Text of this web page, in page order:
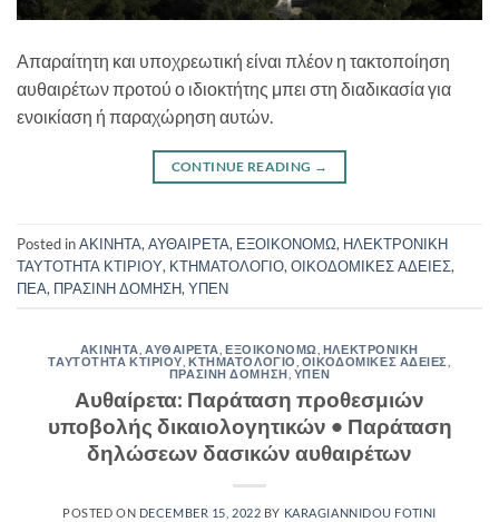
Απαραίτητη και υποχρεωτική είναι πλέον η τακτοποίηση
αυθαιρέτων προτού ο ιδιοκτήτης μπει στη διαδικασία για
ενοικίαση ή παραχώρηση αυτών.
CONTINUE READING →
Posted inΑΚΙΝΗΤΑ, ΑΥΘΑΙΡΕΤΑ, ΕΞΟΙΚΟΝΟΜΩ, ΗΛΕΚΤΡΟΝΙΚΗ
ΤΑΥΤΟΤΗΤΑ ΚΤΙΡΙΟΥ, ΚΤΗΜΑΤΟΛΟΓΙΟ, ΟΙΚΟΔΟΜΙΚΕΣ ΑΔΕΙΕΣ,
ΠΕΑ, ΠΡΑΣΙΝΗ ΔΟΜΗΣΗ, ΥΠΕΝ
ΑΚΙΝΗΤΑ ΑΥΘΑΙΡΕΤΑ ,ΕΞΟΙΚΟΝΟΜΩ ΗΛΕΚΤΡΟΝΙΚΗ
ΤΑΥΤΟΤΗΤΑ ΚΤΙΡΙΟΥ ,ΚΤΗΜΑΤΟΛΟΓΙΟ ΟΙΚΟΔΟΜΙΚΕΣ ΑΔΕΙΕΣ
ΠΡΑΣΙΝΗ ΔΟΜΗΣΗ ΥΠΕΝ
Αυθαίρετα: Παράταση προθεσμιών
υποβολής δικαιολογητικών • Παράταση
δηλώσεων δασικών αυθαιρέτων
POSTED ON DECEMBER 15, 2022 BY KARAGIANNIDOU FOTINI